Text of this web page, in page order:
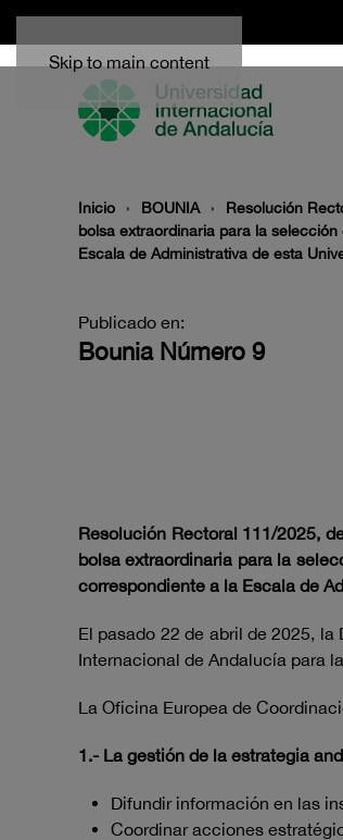
Skip to main content
Inicio BOUNIA
Resolución
bolsa extraordinaria para la
Escala de Administrativa de esta
Publicado en:
Bounia Número 9
Resolución Rectoral 111/2025,
bolsa extraordinaria para la
correspondiente a la Escala de
El pasado 22 de abril de 2025,
Internacional de Andalucía para
La Oficina Europea de
1.- La gestión de la estrategia
Difundir información en las
Coordinar acciones